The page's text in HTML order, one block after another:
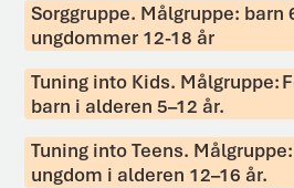
Sorggruppe. Målgruppe: barn
ungdommer 12-18 år
Tuning into Kids. Målgruppe:
barn i alderen 5–12 år.
Tuning into Teens.
ungdom i alderen 12–16 år.